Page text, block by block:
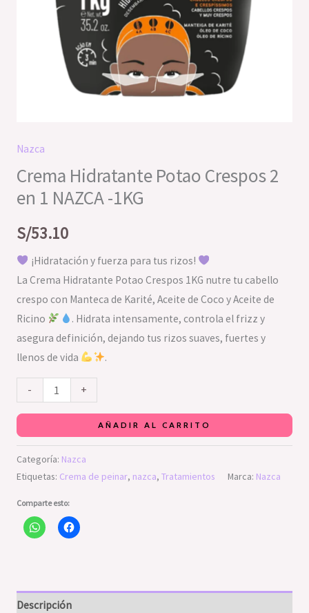
Nazca
Crema Hidratante Potao Crespos 2
en 1 NAZCA -1KG
S/53.10
¡Hidratación y fuerza para tus rizos!
La Crema Hidratante Potao Crespos 1KG nutre tu cabello
crespo con Manteca de Karité, Aceite de Coco y Aceite de
Ricino
. Hidrata intensamente, controla el frizz y
asegura definición, dejando tus rizos suaves, fuertes y
llenos de vida
.
- +
AÑADIR AL CARRITO
Categoría: Nazca
Etiquetas: Crema de peinar, nazca, Tratamientos Marca: Nazca
Comparte esto:
Descripción